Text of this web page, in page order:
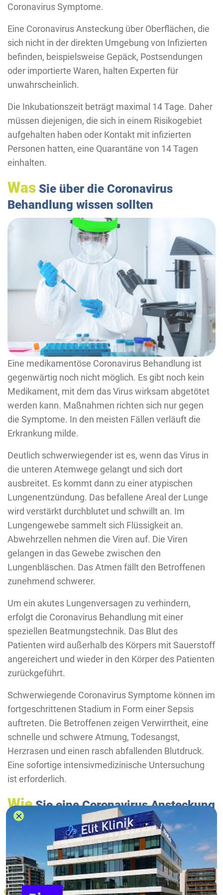
Coronavirus Symptome.
Eine Coronavirus Ansteckung über Oberflächen, die
sich nicht in der direkten Umgebung von Infizierten
befinden, beispielsweise Gepäck, Postsendungen
oder importierte Waren, halten Experten für
unwahrscheinlich.
Die Inkubationszeit beträgt maximal 14 Tage. Daher
müssen diejenigen, die sich in einem Risikogebiet
aufgehalten haben oder Kontakt mit infizierten
Personen hatten, eine Quarantäne von 14 Tagen
einhalten.
Was Sie über die Coronavirus
Behandlung wissen sollten
Eine medikamentöse Coronavirus Behandlung ist
gegenwärtig noch nicht möglich. Es gibt noch kein
Medikament, mit dem das Virus wirksam abgetötet
werden kann. Maßnahmen richten sich nur gegen
die Symptome. In den meisten Fällen verläuft die
Erkrankung milde.
Deutlich schwerwiegender ist es, wenn das Virus in
die unteren Atemwege gelangt und sich dort
ausbreitet. Es kommt dann zu einer atypischen
Lungenentzündung. Das befallene Areal der Lunge
wird verstärkt durchblutet und schwillt an. Im
Lungengewebe sammelt sich Flüssigkeit an.
Abwehrzellen nehmen die Viren auf. Die Viren
gelangen in das Gewebe zwischen den
Lungenbläschen. Das Atmen fällt den Betroffenen
zunehmend schwerer.
Um ein akutes Lungenversagen zu verhindern,
erfolgt die Coronavirus Behandlung mit einer
speziellen Beatmungstechnik. Das Blut des
Patienten wird außerhalb des Körpers mit Sauerstoff
angereichert und wieder in den Körper des Patienten
zurückgeführt.
Schwerwiegende Coronavirus Symptome können im
fortgeschrittenen Stadium in Form einer Sepsis
auftreten. Die Betroffenen zeigen Verwirrtheit, eine
schnelle und schwere Atmung, Todesangst,
Herzrasen und einen rasch abfallenden Blutdruck.
Eine sofortige intensivmedizinische Untersuchung
ist erforderlich.
WieSie eine Coronavirus Ansteckung
vermeiden können
Ein Impfstoff gegen das Coronavirus wurde noch
nicht entwickelt. Um eine Coronavirus Ansteckung
zu vermeiden, sollten Sie:
einen Abstand von mindestens 1,5 Meter zu